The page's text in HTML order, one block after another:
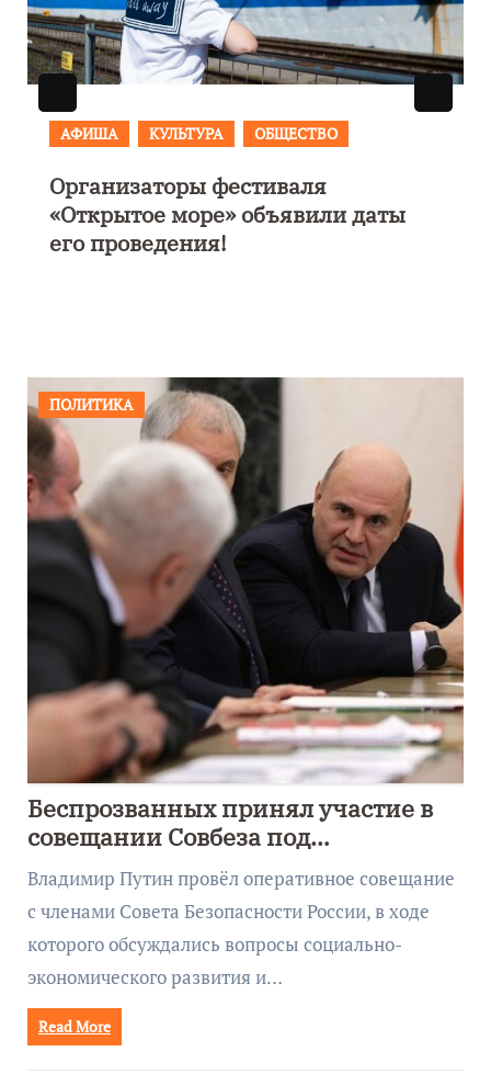
АФИША
В Калининграде пройдет
фестиваль искусств «Зимние
каникулы на Балтике»
ПОЛИТИКА
Беспрозванных принял участие в
совещании Совбеза под
руководством Путина
Владимир Путин провёл оперативное совещание
с членами Совета Безопасности России, в ходе
которого обсуждались вопросы социально-
экономического развития и…
Read More